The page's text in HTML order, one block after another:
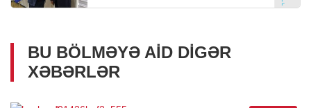
BU BÖLMƏYƏ AID DIGƏR
XƏBƏRLƏR